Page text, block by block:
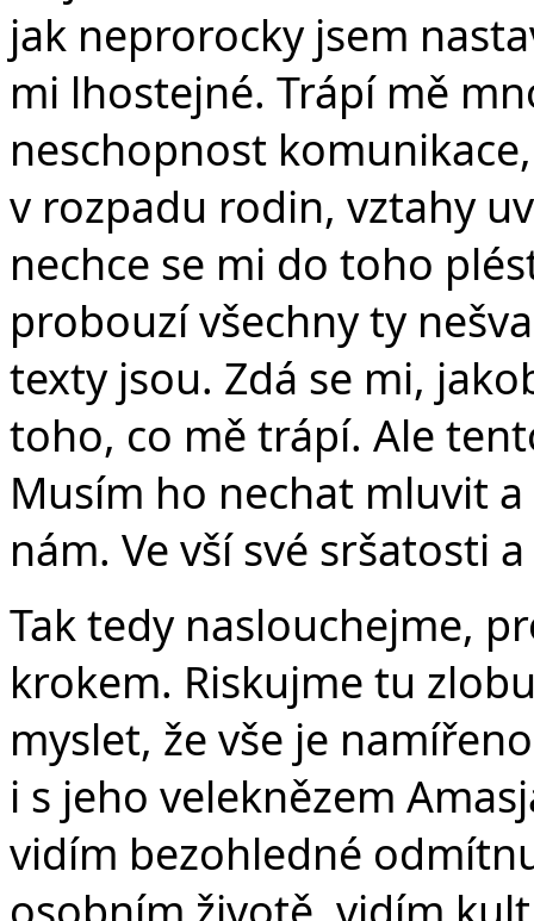
jak neprorocky jsem
mi lhostejné. Trápí mě
neschopnost
v rozpadu rodin, vztahy
nechce se mi do toho
probouzí všechny ty
texty jsou. Zdá se mi,
toho, co mě trápí. Ale
Musím ho nechat mluvit
nám. Ve vší své sršatosti
Tak tedy naslouchejme,
krokem. Riskujme tu
myslet, že vše je
i s jeho veleknězem
vidím bezohledné